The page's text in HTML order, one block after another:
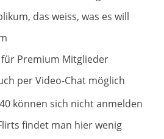
das weiss, was es will
Premium Mitglieder
per Video-Chat möglich
können sich nicht anmelden
findet man hier wenig